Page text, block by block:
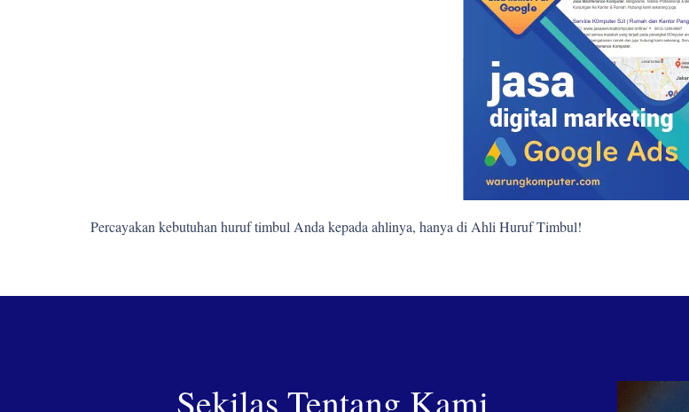
Percayakan kebutuhan huruf timbul Anda kepada ahlinya, hanya di Ahli Huruf Timbul!
Sekilas Tentang Kami